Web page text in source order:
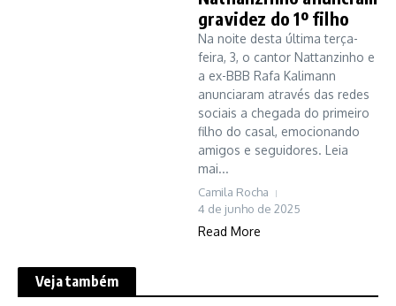
gravidez do 1º filho
Na noite desta última terça-
feira, 3, o cantor Nattanzinho e
a ex-BBB Rafa Kalimann
anunciaram através das redes
sociais a chegada do primeiro
filho do casal, emocionando
amigos e seguidores. Leia
mai...
Camila Rocha
4 de junho de 2025
Read More
Veja também